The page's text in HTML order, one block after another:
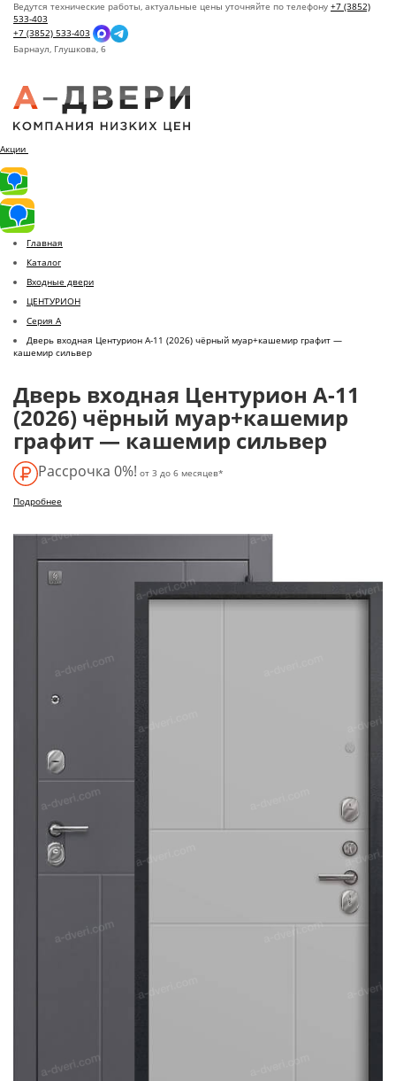
Ведутся технические работы, актуальные цены уточняйте по телефону +7 (3852)
533-403
+7 (3852) 533-403
Барнаул, Глушкова, 6
Акции
Главная
Каталог
Входные двери
ЦЕНТУРИОН
Серия A
Дверь входная Центурион A-11 (2026) чёрный муар+кашемир графит —
кашемир сильвер
Дверь входная Центурион A-11
(2026) чёрный муар+кашемир
графит — кашемир сильвер
Рассрочка 0%! от 3 до 6 месяцев*
Подробнее